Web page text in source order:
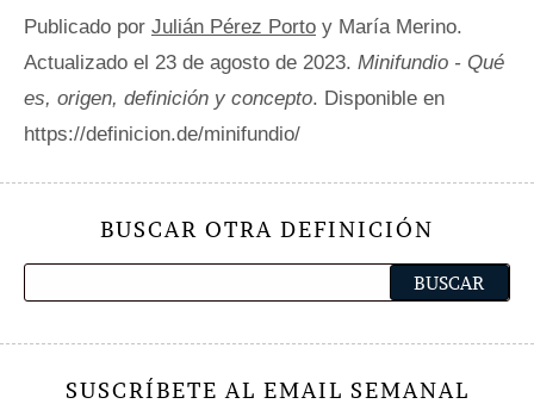
Publicado por Julián Pérez Porto y María Merino.
Actualizado el 23 de agosto de 2023. Minifundio - Qué
es, origen, definición y concepto. Disponible en
https://definicion.de/minifundio/
BUSCAR OTRA DEFINICIÓN
SUSCRÍBETE AL EMAIL SEMANAL